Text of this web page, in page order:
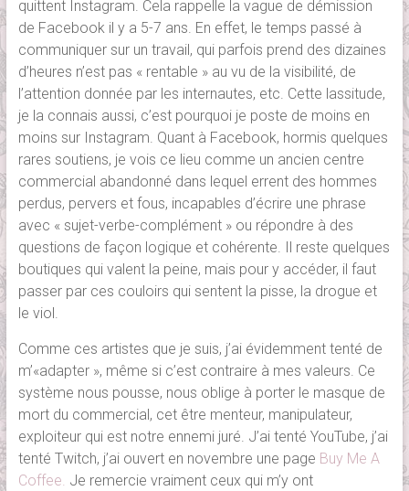
quittent Instagram. Cela rappelle la vague de démission
de Facebook il y a 5-7 ans. En effet, le temps passé à
communiquer sur un travail, qui parfois prend des dizaines
d’heures n’est pas « rentable » au vu de la visibilité, de
l’attention donnée par les internautes, etc. Cette lassitude,
je la connais aussi, c’est pourquoi je poste de moins en
moins sur Instagram. Quant à Facebook, hormis quelques
rares soutiens, je vois ce lieu comme un ancien centre
commercial abandonné dans lequel errent des hommes
perdus, pervers et fous, incapables d’écrire une phrase
avec « sujet-verbe-complément » ou répondre à des
questions de façon logique et cohérente. Il reste quelques
boutiques qui valent la peine, mais pour y accéder, il faut
passer par ces couloirs qui sentent la pisse, la drogue et
le viol.
Comme ces artistes que je suis, j’ai évidemment tenté de
m’«adapter », même si c’est contraire à mes valeurs. Ce
système nous pousse, nous oblige à porter le masque de
mort du commercial, cet être menteur, manipulateur,
exploiteur qui est notre ennemi juré. J’ai tenté YouTube, j’ai
tenté Twitch, j’ai ouvert en novembre une page Buy Me A
Coffee. Je remercie vraiment ceux qui m’y ont